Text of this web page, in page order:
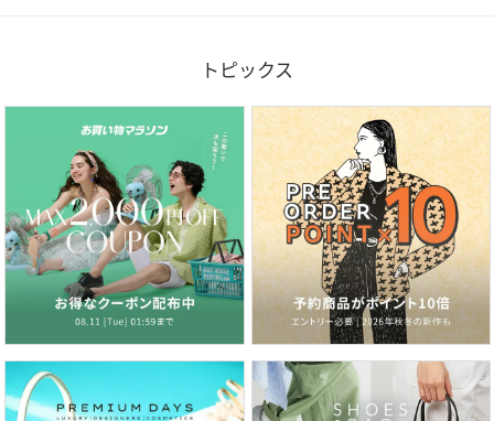
トピックス